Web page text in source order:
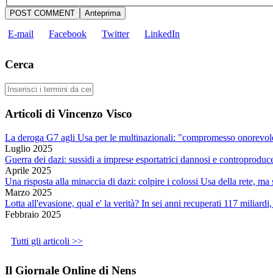
E-mail Facebook Twitter LinkedIn
Cerca
Cerca
Articoli di Vincenzo Visco
La deroga G7 agli Usa per le multinazionali: "compromesso
Luglio 2025
Guerra dei dazi: sussidi a imprese esportatrici dannosi e
Aprile 2025
Una risposta alla minaccia di dazi: colpire i colossi Usa della rete, ma
Marzo 2025
Lotta all'evasione, qual e' la verità? In sei anni recuperati 117
Febbraio 2025
Tutti gli articoli >>
Il Giornale Online di Nens